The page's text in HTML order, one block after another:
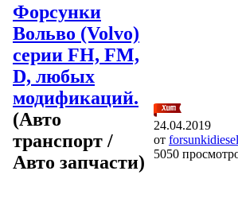
Форсунки
Вольво (Volvo)
серии FH, FM,
D, любых
модификаций.
(Авто
транспорт /
Авто запчасти)
24.04.2019
от forsunkidiesel
5050